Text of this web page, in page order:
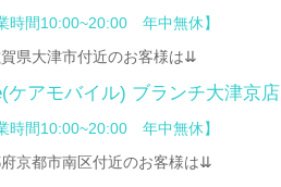
時間10:00~20:00 年中無休】
県大津市付近のお客様は⇊
ケアモバイル) ブランチ大津京店
時間10:00~20:00 年中無休】
京都市南区付近のお客様は⇊